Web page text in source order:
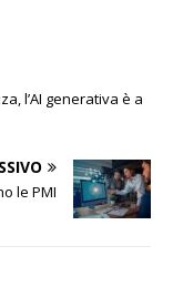
l’AI generativa è a
le PMI